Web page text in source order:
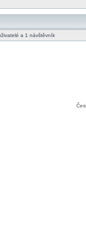
a 1 návštěvník